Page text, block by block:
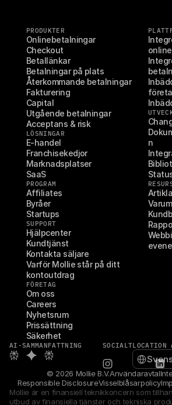
PRODUKTER
Onlinebetalningar
Checkout
Betallänkar
Betalningar på plats
Återkommande betalningar
Fakturering
Capital
Utgående betalningar
Acceptans & risk
LÖSNINGAR
E-handel
Franchisekedjor
Marknadsplatser
SaaS
PROGRAM
Affiliates
Byråer
Startups
SUPPORT
Hjälpcenter
Kundtjänst
Kontakta säljare
Varför Mollie står på ditt
kontoutdrag
FÖRETAG
Om oss
Careers
Nyhetsrum
Prissättning
Säkerhet
n
AI-SAMMANFATTNING SOCIALTLOCATION
Select
© 2026 Mollie B.V.Användaravtal
Responsible DisclosureVisselblåsarpolicy
Mollie är en finansiell teknikkoncern som
utbud av finansiella tjänster och tekniska